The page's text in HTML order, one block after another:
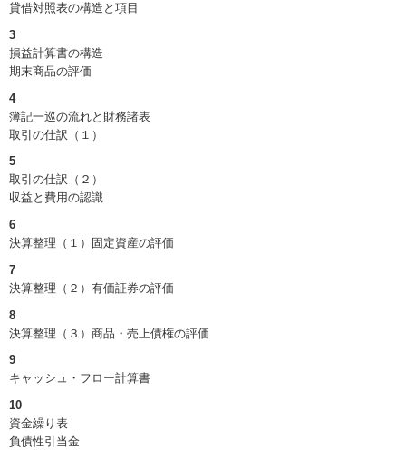
貸借対照表の構造と項目
3
損益計算書の構造
期末商品の評価
4
簿記一巡の流れと財務諸表
取引の仕訳（１）
5
取引の仕訳（２）
収益と費用の認識
6
決算整理（１）固定資産の評価
7
決算整理（２）有価証券の評価
8
決算整理（３）商品・売上債権の評価
9
キャッシュ・フロー計算書
10
資金繰り表
負債性引当金